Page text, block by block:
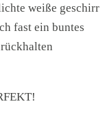
weiße geschirr
fast ein buntes